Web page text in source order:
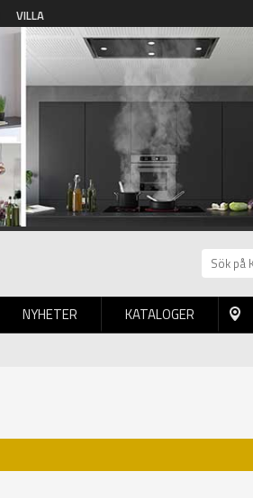
VILLA
NYHETER KATALOGER